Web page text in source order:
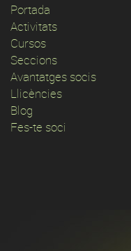
Portada
Activitats
Cursos
Seccions
Avantatges socis
Llicències
Blog
Fes-te soci